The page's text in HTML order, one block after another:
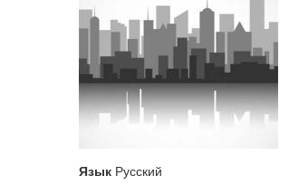
Язык Русский